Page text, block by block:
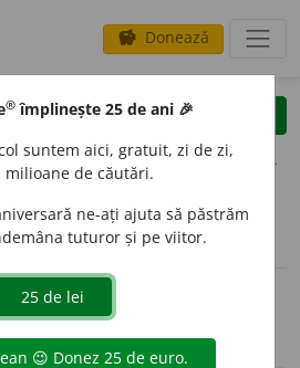
savings Donează
clear
opțiuni
volume_up (50)
® împlinește 25 de ani 🎉
suntem aici, gratuit, zi de zi,
milioane de căutări.
ne-ați ajuta să păstrăm
tuturor și pe viitor.